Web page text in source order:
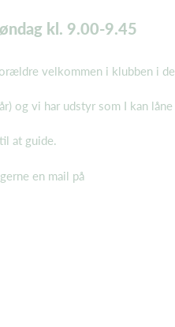
kl. 9.00-9.45
velkommen i klubben i
og vi har udstyr som I kan låne
at guide.
en mail på